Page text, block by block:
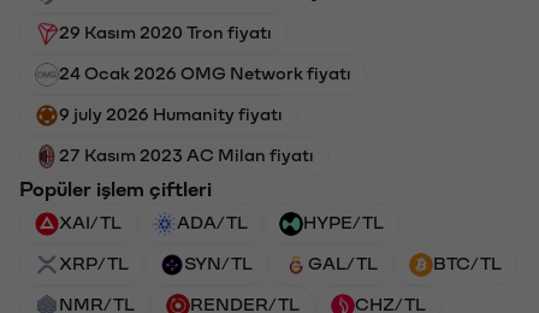
29 Kasım 2020 Tron fiyatı
24 Ocak 2026 OMG Network fiyatı
9 july 2026 Humanity fiyatı
27 Kasım 2023 AC Milan fiyatı
Popüler işlem çiftleri
XAI/TL ADA/TL HYPE/TL
XRP/TL SYN/TL GAL/TL BTC/TL
NMR/TL RENDER/TL CHZ/TL